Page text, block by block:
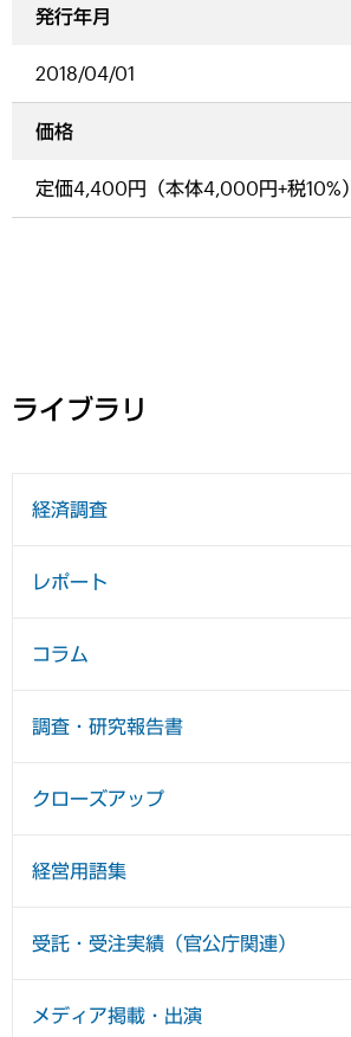
発行年月
2018/04/01
価格
定価4,400円（本体4,000円+税10%）
ライブラリ
経済調査
レポート
コラム
調査・研究報告書
クローズアップ
経営用語集
受託・受注実績（官公庁関連）
メディア掲載・出演